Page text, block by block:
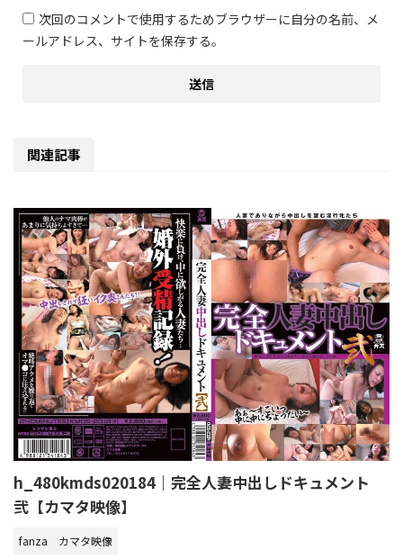
次回のコメントで使用するためブラウザーに自分の名前、メ
ールアドレス、サイトを保存する。
関連記事
h_480kmds020184｜完全人妻中出しドキュメント
弐【カマタ映像】
fanza カマタ映像